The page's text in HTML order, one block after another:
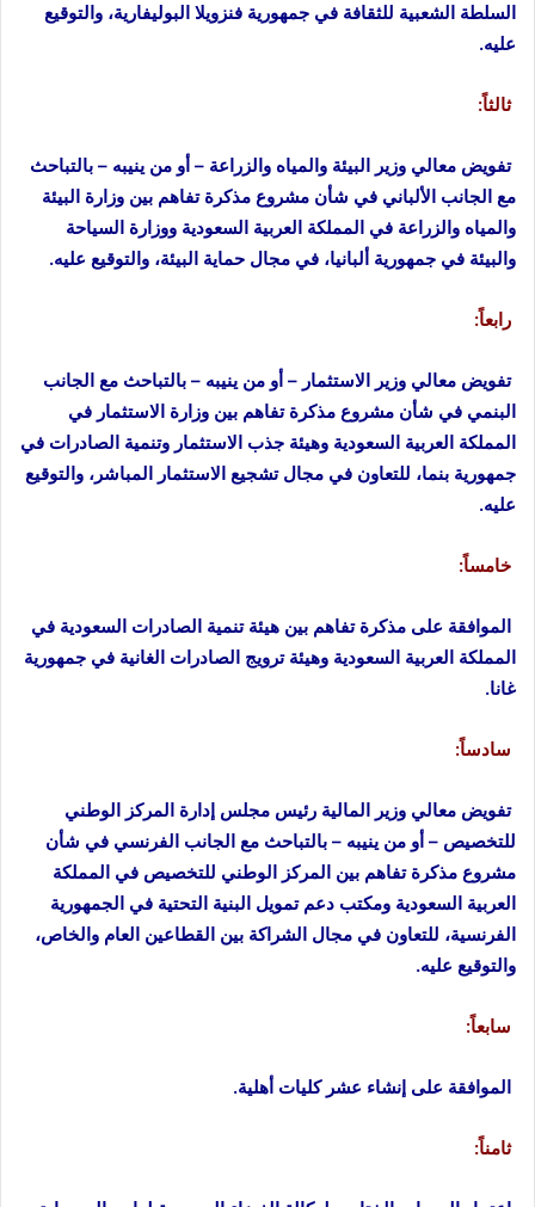
السلطة الشعبية للثقافة في جمهورية فنزويلا البوليفارية، والتوقيع
عليه.
ثالثاً:
تفويض معالي وزير البيئة والمياه والزراعة – أو من ينيبه – بالتباحث
مع الجانب الألباني في شأن مشروع مذكرة تفاهم بين وزارة البيئة
والمياه والزراعة في المملكة العربية السعودية ووزارة السياحة
والبيئة في جمهورية ألبانيا، في مجال حماية البيئة، والتوقيع عليه.
رابعاً:
تفويض معالي وزير الاستثمار – أو من ينيبه – بالتباحث مع الجانب
البنمي في شأن مشروع مذكرة تفاهم بين وزارة الاستثمار في
المملكة العربية السعودية وهيئة جذب الاستثمار وتنمية الصادرات في
جمهورية بنما، للتعاون في مجال تشجيع الاستثمار المباشر، والتوقيع
عليه.
خامساً:
الموافقة على مذكرة تفاهم بين هيئة تنمية الصادرات السعودية في
المملكة العربية السعودية وهيئة ترويج الصادرات الغانية في جمهورية
غانا.
سادساً:
تفويض معالي وزير المالية رئيس مجلس إدارة المركز الوطني
للتخصيص – أو من ينيبه – بالتباحث مع الجانب الفرنسي في شأن
مشروع مذكرة تفاهم بين المركز الوطني للتخصيص في المملكة
العربية السعودية ومكتب دعم تمويل البنية التحتية في الجمهورية
الفرنسية، للتعاون في مجال الشراكة بين القطاعين العام والخاص،
والتوقيع عليه.
سابعاً:
الموافقة على إنشاء عشر كليات أهلية.
ثامناً: